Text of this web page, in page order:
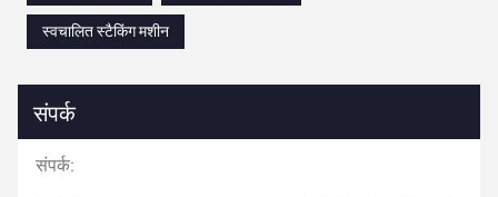
स्वचालित स्टैकिंग मशीन
संपर्क
संपर्क: